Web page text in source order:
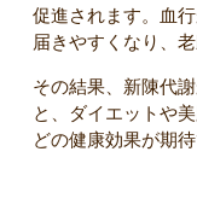
促進されます。血
届きやすくなり、
その結果、新陳代
と、ダイエットや
どの健康効果が期待